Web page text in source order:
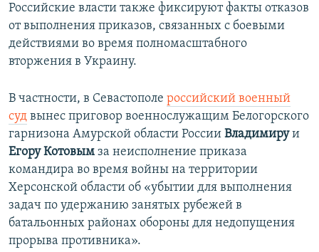
Российские власти также фиксируют факты отказов
от выполнения приказов, связанных с боевыми
действиями во время полномасштабного
вторжения в Украину.
В частности, в Севастополе российский военный
суд вынес приговор военнослужащим Белогорского
гарнизона Амурской области России Владимируи
Егору Котовым за неисполнение приказа
командира во время войны на территории
Херсонской области об «убытии для выполнения
задач по удержанию занятых рубежей в
батальонных районах обороны для недопущения
прорыва противника».